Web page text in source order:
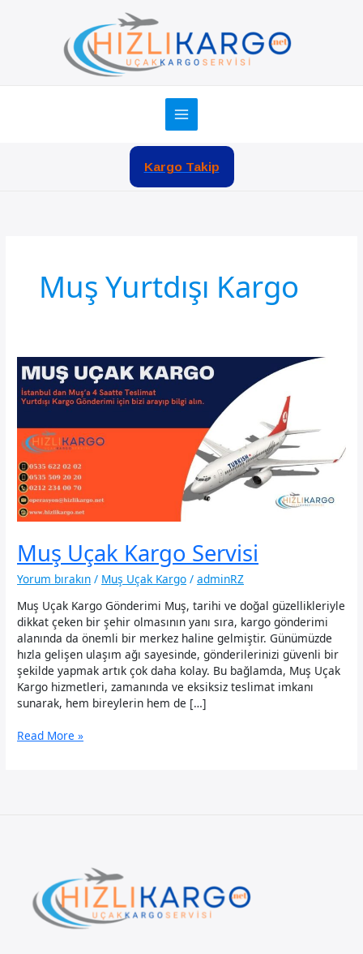
Kargo Takip
Muş Yurtdışı Kargo
Muş Uçak Kargo Servisi
Yorum bırakın / Muş Uçak Kargo /adminRZ
Muş Uçak Kargo Gönderimi Muş, tarihi ve doğal güzellikleriyle
dikkat çeken bir şehir olmasının yanı sıra, kargo gönderimi
alanında da önemli bir merkez haline gelmiştir. Günümüzde
hızla gelişen ulaşım ağı sayesinde, gönderilerinizi güvenli bir
şekilde yapmak artık çok daha kolay. Bu bağlamda, Muş Uçak
Kargo hizmetleri, zamanında ve eksiksiz teslimat imkanı
sunarak, hem bireylerin hem de […]
Muş
Read More »